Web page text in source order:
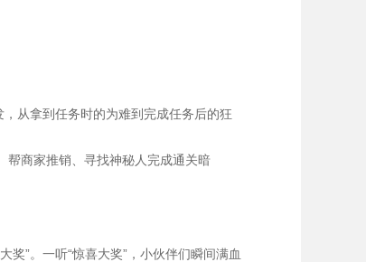
从拿到任务时的为难到完成任务后的狂
帮商家推销、寻找神秘人完成通关暗
奖”。 一听“惊喜大奖”，小伙伴们瞬间满血